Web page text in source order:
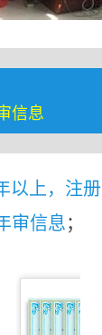
信息
以上，注册
审信息；